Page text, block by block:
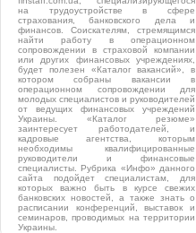
на трудоустройстве в сфере
страхования, банковского дела и
финансов. Соискателям, стремящимся
найти работу в операционном
сопровождении в страховой компании
или других финансовых учреждениях,
будет полезен «Каталог вакансий», в
котором собраны вакансии в
операционном сопровождении для
молодых специалистов и руководителей
от ведущих финансовых учреждений
Украины. «Каталог резюме»
заинтересует работодателей, и
кадровые агентства, которым
необходимы квалифицированные
руководители и финансовые
специалисты. Рубрика «Инфо» данного
сайта подойдет специалистам, для
которых важно быть в курсе свежих
банковских новостей, а также знать о
расписании конференций, выставок и
семинаров, проводимых на территории
Украины.